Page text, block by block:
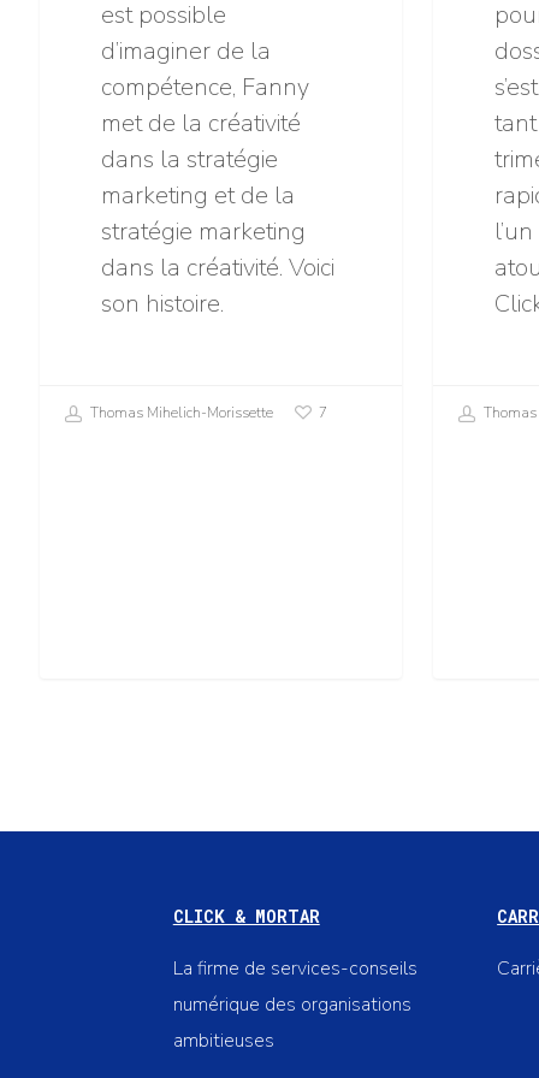
est possible
d’imaginer de la
compétence, Fanny
met de la créativité
dans la stratégie
marketing et de la
stratégie marketing
dans la créativité. Voici
son histoire.
Thomas Mihelich-Morissette 7
CLICK & MORTAR
La firme de services-conseils
numérique des organisations
ambitieuses